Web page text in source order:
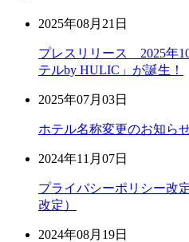
2025年08月21日
プレスリリース 2025年
テルby HULIC」が誕生！
2025年07月03日
ホテル名称変更のお知ら
2024年11月07日
プライバシーポリシー改
改定）
2024年08月19日